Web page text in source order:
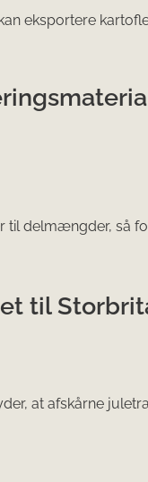
eksportere
til delmængder, så
til
at afskårne